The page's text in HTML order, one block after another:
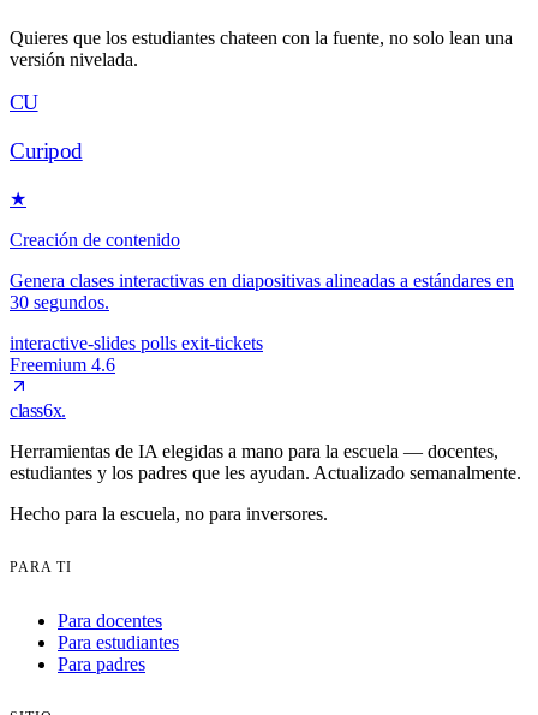
Quieres que los estudiantes chateen con la fuente, no solo lean una
versión nivelada.
CU
Curipod
★
Creación de contenido
Genera clases interactivas en diapositivas alineadas a estándares en
30 segundos.
interactive-slides polls exit-tickets
Freemium 4.6
class6x.
Herramientas de IA elegidas a mano para la escuela — docentes,
estudiantes y los padres que les ayudan. Actualizado semanalmente.
Hecho para la escuela, no para inversores.
PARA TI
Para docentes
Para estudiantes
Para padres